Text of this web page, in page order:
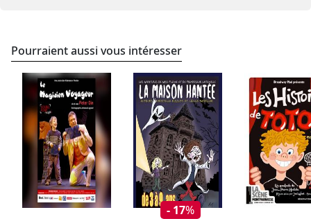
Pourraient aussi vous intéresser
- 17%